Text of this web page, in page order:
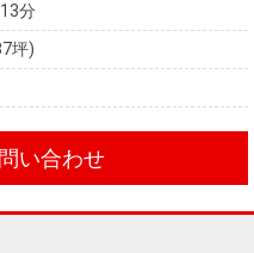
分
坪)
い合わせ